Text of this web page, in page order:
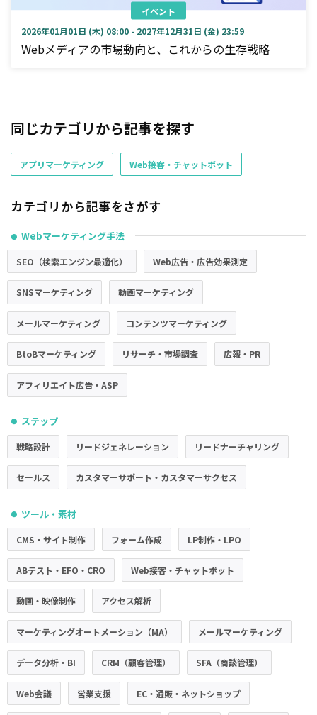
イベント
2026年01月01日 (木) 08:00 - 2027年12月31日 (金) 23:59
Webメディアの市場動向と、これからの生存戦略
同じカテゴリから記事を探す
アプリマーケティング Web接客・チャットボット
カテゴリから記事をさがす
● Webマーケティング手法
SEO（検索エンジン最適化） Web広告・広告効果測定
SNSマーケティング 動画マーケティング
メールマーケティング コンテンツマーケティング
BtoBマーケティング リサーチ・市場調査 広報・PR
アフィリエイト広告・ASP
● ステップ
戦略設計 リードジェネレーション リードナーチャリング
セールス カスタマーサポート・カスタマーサクセス
● ツール・素材
CMS・サイト制作 フォーム作成 LP制作・LPO
ABテスト・EFO・CRO Web接客・チャットボット
動画・映像制作 アクセス解析
マーケティングオートメーション（MA） メールマーケティング
データ分析・BI CRM（顧客管理） SFA（商談管理）
Web会議 営業支援 EC・通販・ネットショップ